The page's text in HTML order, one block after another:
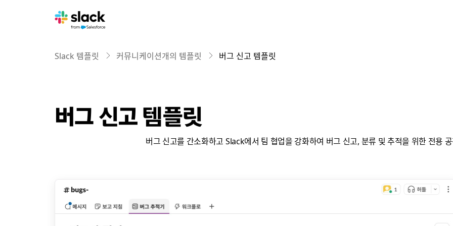
Slack 템플릿 커뮤니케이션개의 템플릿 버그 신고 템플릿
버그 신고 템플릿
버그 신고를 간소화하고 Slack에서 팀 협업을 강화하여 버그 신고, 분류 및 추적을 위한 전용